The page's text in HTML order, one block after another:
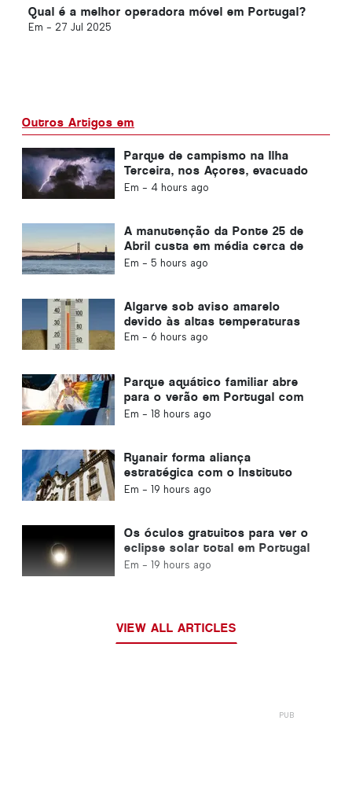
Qual é a melhor operadora móvel em Portugal?
Em - 27 Jul 2025
Outros Artigos em
Parque de campismo na Ilha
Terceira, nos Açores, evacuado
devido à tempestade
Em - 4 hours ago
A manutenção da Ponte 25 de
Abril custa em média cerca de
1,6 milhões de euros por ano
Em - 5 hours ago
Algarve sob aviso amarelo
devido às altas temperaturas
Em - 6 hours ago
Parque aquático familiar abre
para o verão em Portugal com
ingressos de €2
Em - 18 hours ago
Ryanair forma aliança
estratégica com o Instituto
Piaget de Viseu para a Formação
Em - 19 hours ago
Os óculos gratuitos para ver o
eclipse solar total em Portugal
acabaram
Em - 19 hours ago
VIEW ALL ARTICLES